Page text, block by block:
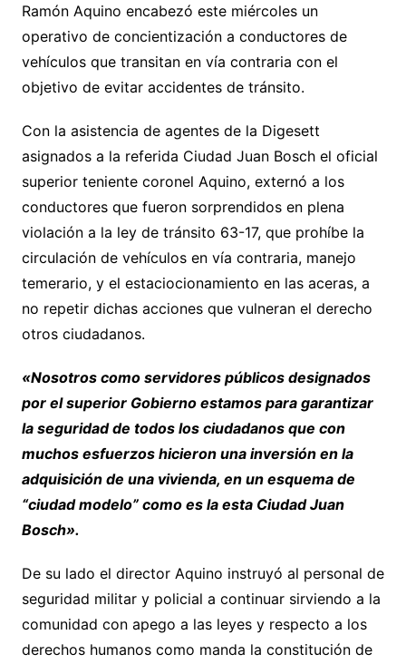
Ramón Aquino encabezó este miércoles un
operativo de concientización a conductores de
vehículos que transitan en vía contraria con el
objetivo de evitar accidentes de tránsito.
Con la asistencia de agentes de la Digesett
asignados a la referida Ciudad Juan Bosch el oficial
superior teniente coronel Aquino, externó a los
conductores que fueron sorprendidos en plena
violación a la ley de tránsito 63-17, que prohíbe la
circulación de vehículos en vía contraria, manejo
temerario, y el estaciocionamiento en las aceras, a
no repetir dichas acciones que vulneran el derecho
otros ciudadanos.
«Nosotros como servidores públicos designados
por el superior Gobierno estamos para garantizar
la seguridad de todos los ciudadanos que con
muchos esfuerzos hicieron una inversión en la
adquisición de una vivienda, en un esquema de
“ciudad modelo” como es la esta Ciudad Juan
Bosch».
De su lado el director Aquino instruyó al personal de
seguridad militar y policial a continuar sirviendo a la
comunidad con apego a las leyes y respecto a los
derechos humanos como manda la constitución de